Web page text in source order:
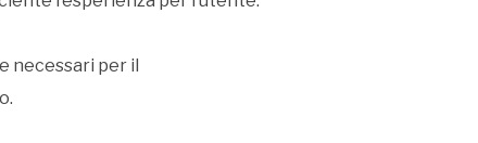
necessari per il